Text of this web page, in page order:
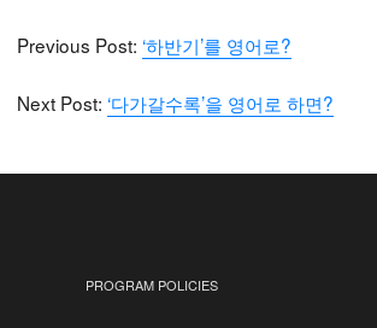
Previous Post: ‘하반기’를 영어로?
Next Post: ‘다가갈수록’을 영어로 하면?
PROGRAM POLICIES